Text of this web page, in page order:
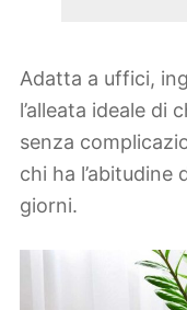
Adatta a uffici,
l’alleata ideale di
senza
chi ha l’abitudine
giorni.